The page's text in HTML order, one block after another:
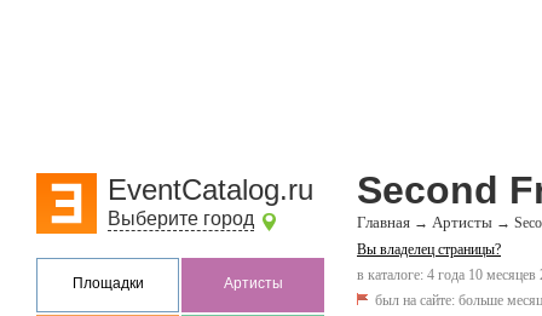
EventCatalog.ru
Выберите город
Площадки Артисты
Second
Главная → Артисты →
Вы владелец страницы?
в каталоге: 4 года 10 месяцев
был на сайте: больше